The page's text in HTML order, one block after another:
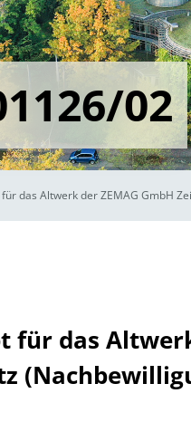
02
das Altwerk der ZEMAG GmbH
für das